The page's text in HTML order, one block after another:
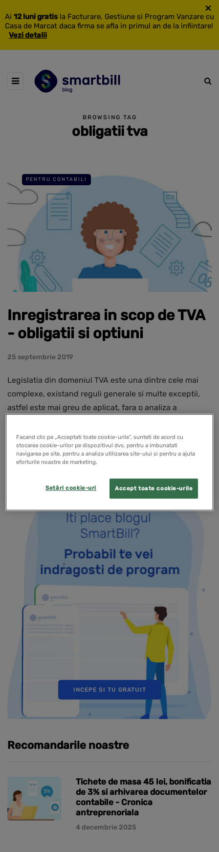
Ai 12 luni gratis la Facturare, Gestiune si Program Vanzare cu
Casa de Marcat daca firma se afla in primul an de la infiintare!
Vezi detalii
×
BROWSING TAG
obligatii tva
PENTRU CONTABILI
Inregistrarea in scop de TVA
- obligatii si optiuni
25 septembrie 2019
Legislatia din domeniul TVA este una dintre cele mai
complexe, existand reguli generale si multe exceptii,
astfel este mai greu de aplicat, fara o analiza a
READ MORE
INCEPE SI TU GRATUIT
Recomandarile noastre
Tichete de masa 45 lei, bonificatia
de 3% si arhivarea documentelor
contabile - Cronica
antreprenoriala
4 decembrie 2025
Facand clic pe „Acceptati toate cookie-urile”, sunteti de acord cu
stocarea cookie-urilor pe dispozitivul dvs. pentru a imbunatati
navigarea pe site, pentru a analiza utilizarea site-ului si pentru a ajuta
eforturile noastre de marketing.
Accept toate cookie-urile
Setări cookie-uri